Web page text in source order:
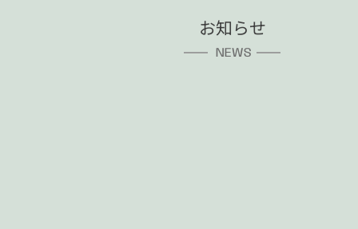
お知らせ
NEWS